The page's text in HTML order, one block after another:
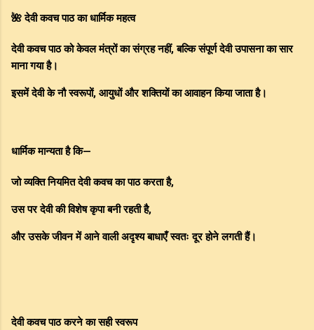
🌺 देवी कवच पाठ का धार्मिक महत्व
देवी कवच पाठ को केवल मंत्रों का संग्रह नहीं, बल्कि संपूर्ण देवी उपासना का सार
माना गया है।
इसमें देवी के नौ स्वरूपों, आयुधों और शक्तियों का आवाहन किया जाता है।
धार्मिक मान्यता है कि—
जो व्यक्ति नियमित देवी कवच का पाठ करता है,
उस पर देवी की विशेष कृपा बनी रहती है,
और उसके जीवन में आने वाली अदृश्य बाधाएँ स्वतः दूर होने लगती हैं।
देवी कवच पाठ करने का सही स्वरूप